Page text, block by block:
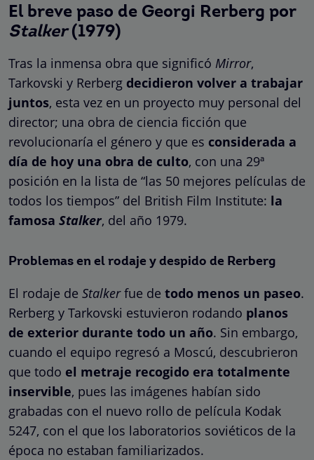
El breve paso de Georgi Rerberg por
Stalker(1979)
Tras la inmensa obra que significó Mirror,
Tarkovski y Rerberg decidieron volver a trabajar
juntos, esta vez en un proyecto muy personal del
director; una obra de ciencia ficción que
revolucionaría el género y que es considerada a
día de hoy una obra de culto, con una 29ª
posición en la lista de “las 50 mejores películas de
todos los tiempos” del British Film Institute: la
famosa Stalker, del año 1979.
Problemas en el rodaje y despido de Rerberg
El rodaje de Stalkerfue de todo menos un paseo.
Rerberg y Tarkovski estuvieron rodando planos
de exterior durante todo un año. Sin embargo,
cuando el equipo regresó a Moscú, descubrieron
que todo el metraje recogido era totalmente
inservible, pues las imágenes habían sido
grabadas con el nuevo rollo de película Kodak
5247, con el que los laboratorios soviéticos de la
época no estaban familiarizados.